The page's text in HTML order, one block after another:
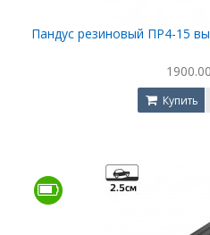
Пандус резиновый ПР4-15
Купить